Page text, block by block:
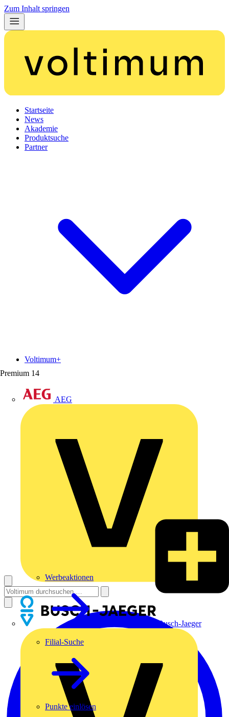
Zum Inhalt springen
Startseite
News
Akademie
Produktsuche
Partner
Premium 14
AEG
Busch-Jaeger
Voltimum+
Werbeaktionen
Filial-Suche
Punkte einlösen